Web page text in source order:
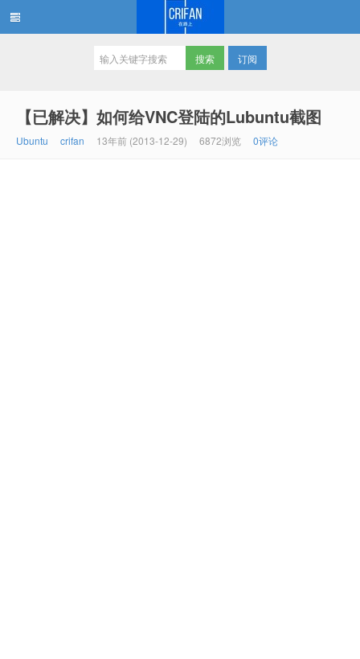
订阅
【已解决】如何给VNC登陆的Lubuntu截图
Ubuntu crifan 13年前 (2013-12-29) 6872浏览 0评论